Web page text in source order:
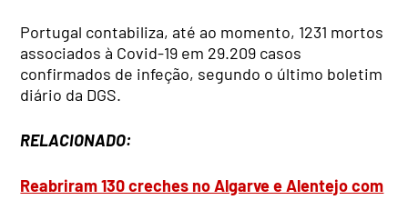
Portugal contabiliza, até ao momento, 1231 mortos
associados à Covid-19 em 29.209 casos
confirmados de infeção, segundo o último boletim
diário da DGS.
RELACIONADO:
Reabriram 130 creches no Algarve e Alentejo com